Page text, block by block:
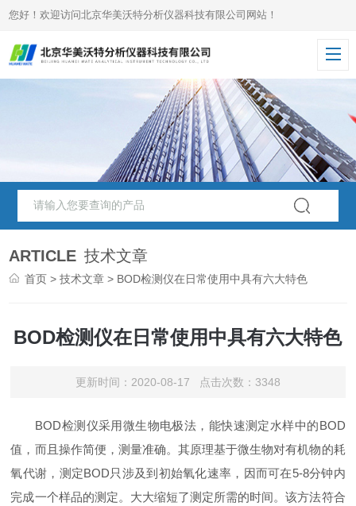
您好！欢迎访问北京华美沃特分析仪器科技有限公司网站！
ARTICLE 技术文章
首页 >技术文章 > BOD检测仪在日常使用中具有六大特色
BOD检测仪在日常使用中具有六大特色
更新时间：2020-08-17 点击次数：3348
BOD检测仪采用微生物电极法，能快速测定水样中的BOD
值，而且操作简便，测量准确。其原理基于微生物对有机物的耗
氧代谢，测定BOD只涉及到初始氧化速率，因而可在5-8分钟内
完成一个样品的测定。大大缩短了测定所需的时间。该方法符合